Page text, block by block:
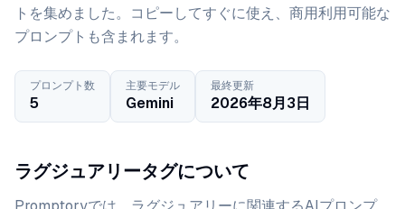
トを集めました。コピーしてすぐに使え、商用利用可能な
プロンプトも含まれます。
プロンプト数
5
主要モデル
Gemini
最終更新
2026年8月3日
ラグジュアリータグについて